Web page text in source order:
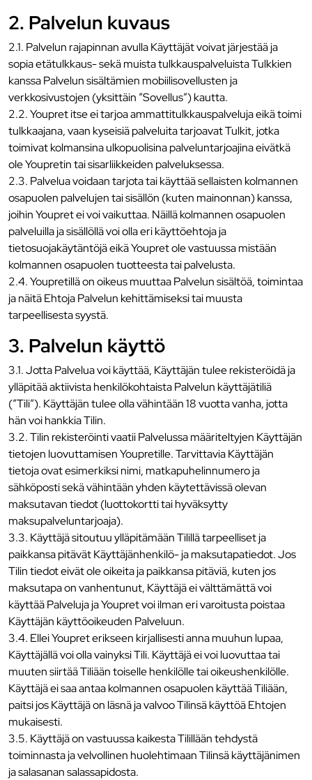
2. Palvelun kuvaus
2.1. Palvelun rajapinnan avulla Käyttäjät voivat järjestää ja
sopia etätulkkaus- sekä muista tulkkauspalveluista Tulkkien
kanssa Palvelun sisältämien mobiilisovellusten ja
verkkosivustojen (yksittäin ”Sovellus”) kautta.
2.2. Youpret itse ei tarjoa ammattitulkkauspalveluja eikä toimi
tulkkaajana, vaan kyseisiä palveluita tarjoavat Tulkit, jotka
toimivat kolmansina ulkopuolisina palveluntarjoajina eivätkä
ole Youpretin tai sisarliikkeiden palveluksessa.
2.3. Palvelua voidaan tarjota tai käyttää sellaisten kolmannen
osapuolen palvelujen tai sisällön (kuten mainonnan) kanssa,
joihin Youpret ei voi vaikuttaa. Näillä kolmannen osapuolen
palveluilla ja sisällöllä voi olla eri käyttöehtoja ja
tietosuojakäytäntöjä eikä Youpret ole vastuussa mistään
kolmannen osapuolen tuotteesta tai palvelusta.
2.4. Youpretillä on oikeus muuttaa Palvelun sisältöä, toimintaa
ja näitä Ehtoja Palvelun kehittämiseksi tai muusta
tarpeellisesta syystä.
3. Palvelun käyttö
3.1. Jotta Palvelua voi käyttää, Käyttäjän tulee rekisteröidä ja
ylläpitää aktiivista henkilökohtaista Palvelun käyttäjätiliä
(”Tili”). Käyttäjän tulee olla vähintään 18 vuotta vanha, jotta
hän voi hankkia Tilin.
3.2. Tilin rekisteröinti vaatii Palvelussa määriteltyjen Käyttäjän
tietojen luovuttamisen Youpretille. Tarvittavia Käyttäjän
tietoja ovat esimerkiksi nimi, matkapuhelinnumero ja
sähköposti sekä vähintään yhden käytettävissä olevan
maksutavan tiedot (luottokortti tai hyväksytty
maksupalveluntarjoaja).
3.3. Käyttäjä sitoutuu ylläpitämään Tilillä tarpeelliset ja
paikkansa pitävät Käyttäjänhenkilö- ja maksutapatiedot. Jos
Tilin tiedot eivät ole oikeita ja paikkansa pitäviä, kuten jos
maksutapa on vanhentunut, Käyttäjä ei välttämättä voi
käyttää Palveluja ja Youpret voi ilman eri varoitusta poistaa
Käyttäjän käyttöoikeuden Palveluun.
3.4. Ellei Youpret erikseen kirjallisesti anna muuhun lupaa,
Käyttäjällä voi olla vainyksi Tili. Käyttäjä ei voi luovuttaa tai
muuten siirtää Tiliään toiselle henkilölle tai oikeushenkilölle.
Käyttäjä ei saa antaa kolmannen osapuolen käyttää Tiliään,
paitsi jos Käyttäjä on läsnä ja valvoo Tilinsä käyttöä Ehtojen
mukaisesti.
3.5. Käyttäjä on vastuussa kaikesta Tilillään tehdystä
toiminnasta ja velvollinen huolehtimaan Tilinsä käyttäjänimen
ja salasanan salassapidosta.